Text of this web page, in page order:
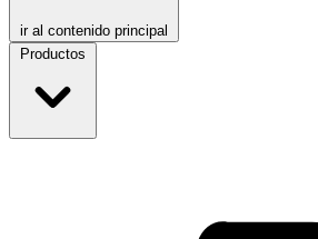
ir al contenido principal
Productos